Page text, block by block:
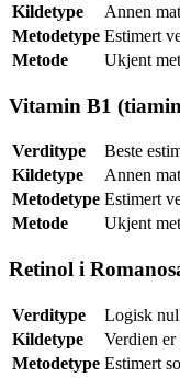
Kildetype
Annen
Metodetype Estimert
Metode
Ukjent
Vitamin B1
Verditype
Beste
Kildetype
Annen
Metodetype Estimert
Metode
Ukjent
Retinol i
Verditype
Logisk
Kildetype
Verdien er
Metodetype Estimert